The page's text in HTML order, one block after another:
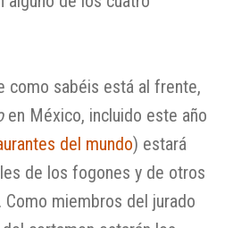
como sabéis está al frente,
en México, incluido este año
del mundo) estará
de los fogones y de otros
. Como miembros del jurado